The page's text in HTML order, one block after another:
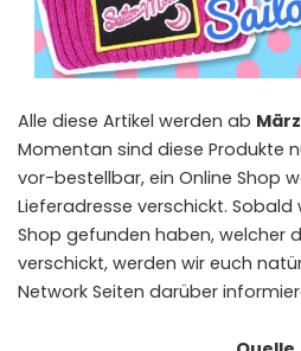
Alle diese Artikel werden ab März
Momentan sind diese Produkte
vor-bestellbar, ein Online Shop
Lieferadresse verschickt. Sobald
Shop gefunden haben, welcher
verschickt, werden wir euch
Network Seiten darüber